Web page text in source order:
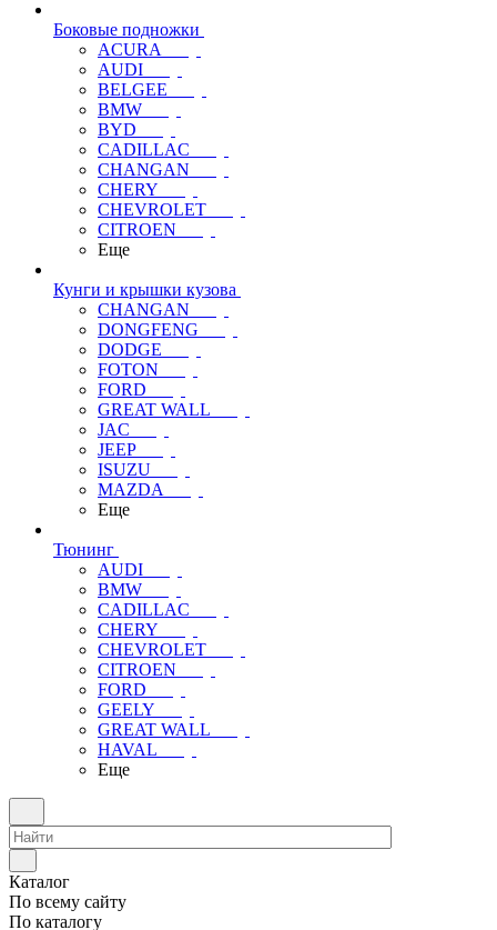
Боковые подножки
ACURA
AUDI
BELGEE
BMW
BYD
CADILLAC
CHANGAN
CHERY
CHEVROLET
CITROEN
Еще
Кунги и крышки кузова
CHANGAN
DONGFENG
DODGE
FOTON
FORD
GREAT WALL
JAC
JEEP
ISUZU
MAZDA
Еще
Тюнинг
AUDI
BMW
CADILLAC
CHERY
CHEVROLET
CITROEN
FORD
GEELY
GREAT WALL
HAVAL
Еще
Каталог
По всему сайту
По каталогу